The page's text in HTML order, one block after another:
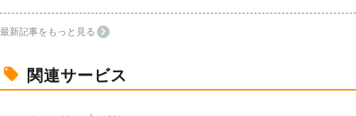
最新記事をもっと見る
関連サービス